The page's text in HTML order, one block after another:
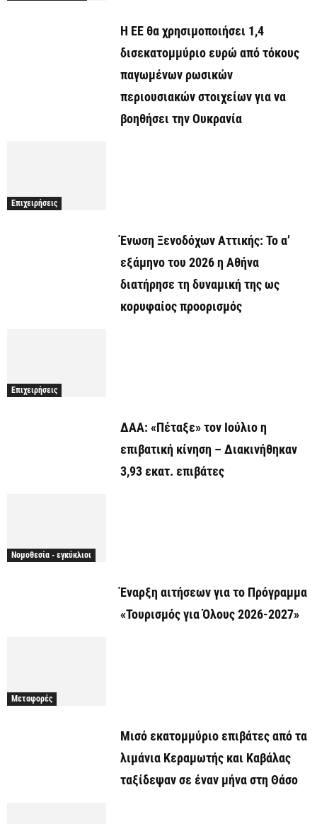
Η ΕΕ θα χρησιμοποιήσει 1,4
δισεκατομμύριο ευρώ από τόκους
παγωμένων ρωσικών
περιουσιακών στοιχείων για να
βοηθήσει την Ουκρανία
Επιχειρήσεις
Ένωση Ξενοδόχων Αττικής: Το α’
εξάμηνο του 2026 η Αθήνα
διατήρησε τη δυναμική της ως
κορυφαίος προορισμός
Επιχειρήσεις
ΔΑΑ: «Πέταξε» τον Ιούλιο η
επιβατική κίνηση – Διακινήθηκαν
3,93 εκατ. επιβάτες
Νομοθεσία - εγκύκλιοι
Έναρξη αιτήσεων για το Πρόγραμμα
«Τουρισμός για Όλους 2026-2027»
Μεταφορές
Μισό εκατομμύριο επιβάτες από τα
λιμάνια Κεραμωτής και Καβάλας
ταξίδεψαν σε έναν μήνα στη Θάσο